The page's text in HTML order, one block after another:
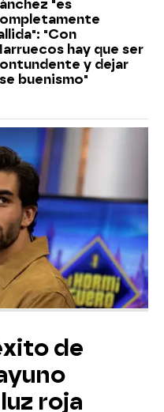
"es
"Con
hay que ser
y dejar
buenismo"
de
roja